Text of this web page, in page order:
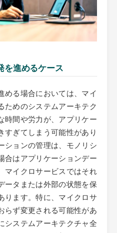
を進めるケース
める場合においては、マイ
ためのシステムアーキテク
時間や労力が、アプリケー
すぎてしまう可能性があり
ションの管理は、モノリシ
合はアプリケーションデー
マイクロサービスではそれ
ータまたは外部の状態を保
ります。特に、マイクロサ
らず変更される可能性があ
システムアーキテクチャ全